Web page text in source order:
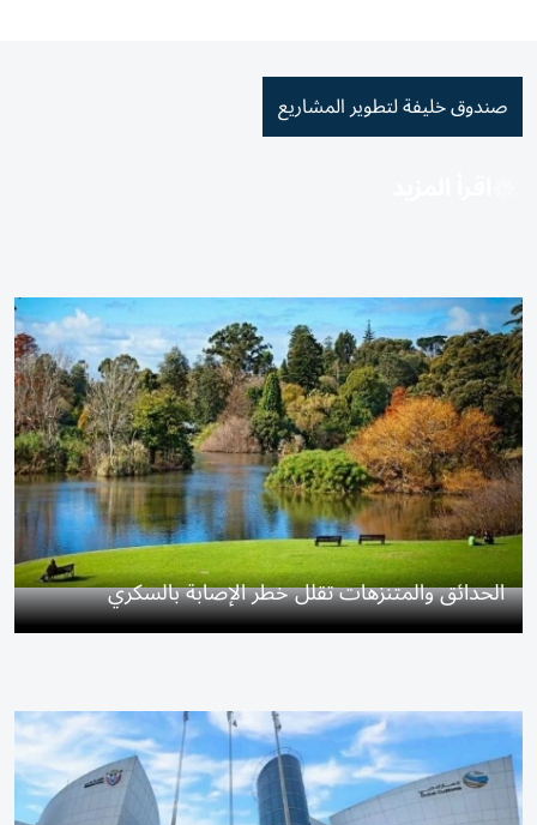
صندوق خليفة لتطوير المشاريع
الحدائق والمتنزهات تقلل خطر الإصابة بالسكري